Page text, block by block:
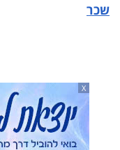
שכר
X